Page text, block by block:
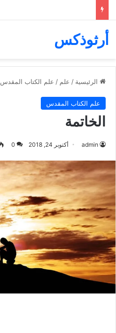
أرثوذكس
الرئيسية / علم / علم الكتاب المقدس
علم الكتاب المقدس
الخاتمة
admin أكتوبر 24, 2018 0